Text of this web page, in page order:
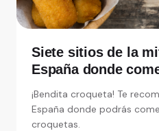
Siete sitios de la
España donde
¡Bendita croqueta! Te
España donde podrás
croquetas.